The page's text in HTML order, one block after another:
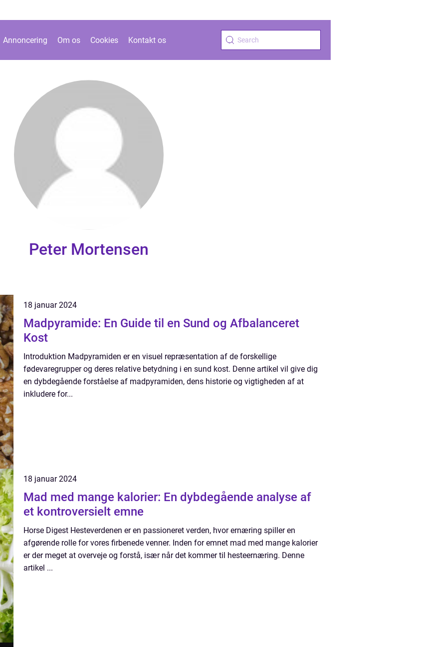
Annoncering Om os Cookies Kontakt os
Peter Mortensen
18 januar 2024
Madpyramide: En Guide til en Sund og Afbalanceret
Kost
Introduktion Madpyramiden er en visuel repræsentation af de forskellige
fødevaregrupper og deres relative betydning i en sund kost. Denne artikel vil give dig
en dybdegående forståelse af madpyramiden, dens historie og vigtigheden af at
inkludere for...
18 januar 2024
Mad med mange kalorier: En dybdegående analyse af
et kontroversielt emne
Horse Digest Hesteverdenen er en passioneret verden, hvor ernæring spiller en
afgørende rolle for vores firbenede venner. Inden for emnet mad med mange kalorier
er der meget at overveje og forstå, især når det kommer til hesteernæring. Denne
artikel ...